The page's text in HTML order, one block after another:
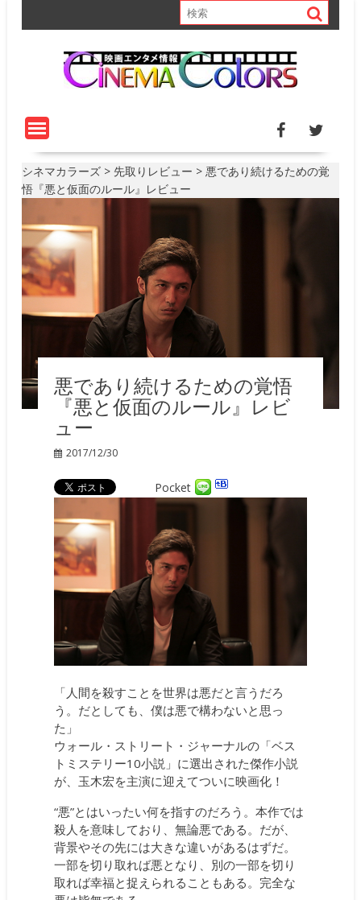
シネマカラーズ > 先取りレビュー >悪であり続けるための覚
悟『悪と仮面のルール』レビュー
悪であり続けるための覚悟
『悪と仮面のルール』レビ
ュー
2017/12/30
Pocket
「人間を殺すことを世界は悪だと言うだろ
う。だとしても、僕は悪で構わないと思っ
た」
ウォール・ストリート・ジャーナルの「ベス
トミステリー10小説」に選出された傑作小説
が、玉木宏を主演に迎えてついに映画化！
“悪”とはいったい何を指すのだろう。本作では
殺人を意味しており、無論悪である。だが、
背景やその先には大きな違いがあるはずだ。
一部を切り取れば悪となり、別の一部を切り
取れば幸福と捉えられることもある。完全な